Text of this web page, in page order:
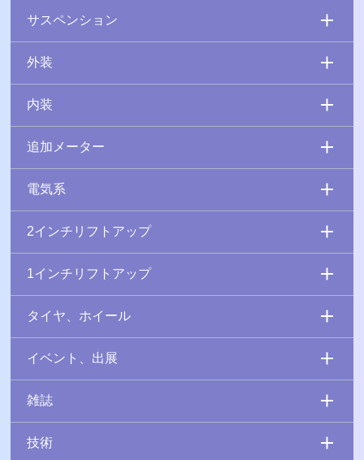
サスペンション
外装
内装
追加メーター
電気系
2インチリフトアップ
1インチリフトアップ
タイヤ、ホイール
イベント、出展
雑誌
技術